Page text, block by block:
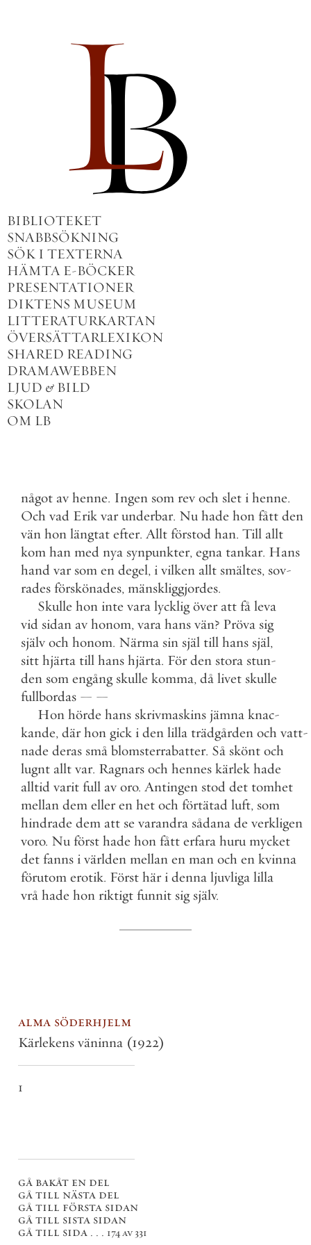
BIBLIOTEKET
SNABBSÖKNING
SÖK I TEXTERNA
HÄMTA E-BÖCKER
PRESENTATIONER
DIKTENS MUSEUM
LITTERATURKARTAN
ÖVERSÄTTARLEXIKON
SHARED READING
DRAMAWEBBEN
LJUD & BILD
SKOLAN
OM LB
något av henne. Ingen som rev och slet i henne.
Och vad Erik var underbar. Nu hade hon fått den
vän hon längtat efter. Allt förstod han. Till allt
kom han med nya synpunkter, egna tankar. Hans
hand var som en degel, i vilken allt smältes, sov-
rades förskönades, mänskliggjordes.
Skulle hon inte vara lycklig över att få leva
vid sidan av honom, vara hans vän? Pröva sig
själv och honom. Närma sin själ till hans själ,
sitt hjärta till hans hjärta. För den stora stun-
den som engång skulle komma, då livet skulle
fullbordas — —
Hon hörde hans skrivmaskins jämna knac-
kande, där hon gick i den lilla trädgården och vatt-
nade deras små blomsterrabatter. Så skönt och
lugnt allt var. Ragnars och hennes kärlek hade
alltid varit full av oro. Antingen stod det tomhet
mellan dem eller en het och förtätad luft, som
hindrade dem att se varandra sådana de verkligen
voro. Nu först hade hon fått erfara huru mycket
det fanns i världen mellan en man och en kvinna
förutom erotik. Först här i denna ljuvliga lilla
vrå hade hon riktigt funnit sig själv.
alma söderhjelm
Kärlekens väninna (1922)
1
gå bakåt en del
gå till nästa del
gå till första sidan
gå till sista sidan
gå till sida . . . 174 av 331